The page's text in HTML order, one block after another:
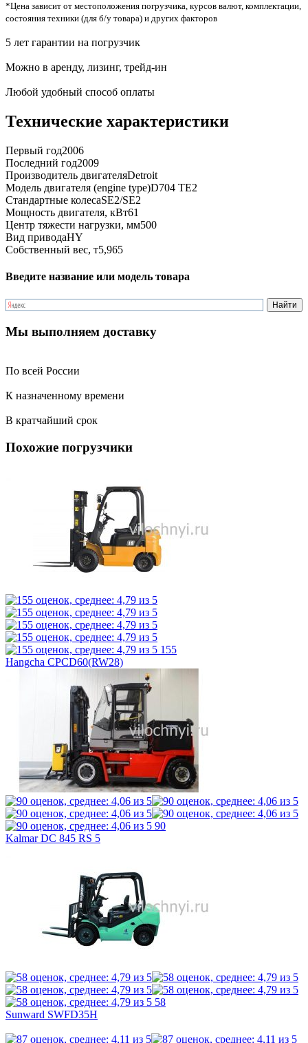
*Цена зависит от местоположения погрузчика, курсов валют, комплектации,
состояния техники (для б/у товара) и других факторов
5 лет гарантии на погрузчик
Можно в аренду, лизинг, трейд-ин
Любой удобный способ оплаты
Технические характеристики
Первый год2006
Последний год2009
Производитель двигателяDetroit
Модель двигателя (engine type)D704 TE2
Стандартные колесаSE2/SE2
Мощность двигателя, кВт61
Центр тяжести нагрузки, мм500
Вид приводаHY
Собственный вес, т5,965
Введите название или модель товара
Мы выполняем доставку
По всей России
К назначенному времени
В кратчайший срок
Похожие погрузчики
155
Hangcha CPCD60(RW28)
90
Kalmar DC 845 RS 5
58
Sunward SWFD35H